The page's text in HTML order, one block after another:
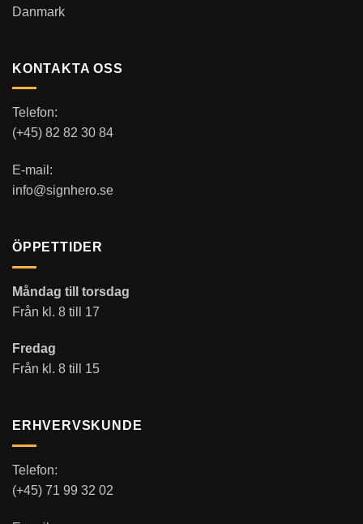
Danmark
KONTAKTA OSS
Telefon:
(+45) 82 82 30 84
E-mail:
info@signhero.se
ÖPPETTIDER
Måndag till torsdag
Från kl. 8 till 17
Fredag
Från kl. 8 till 15
ERHVERVSKUNDE
Telefon:
(+45) 71 99 32 02